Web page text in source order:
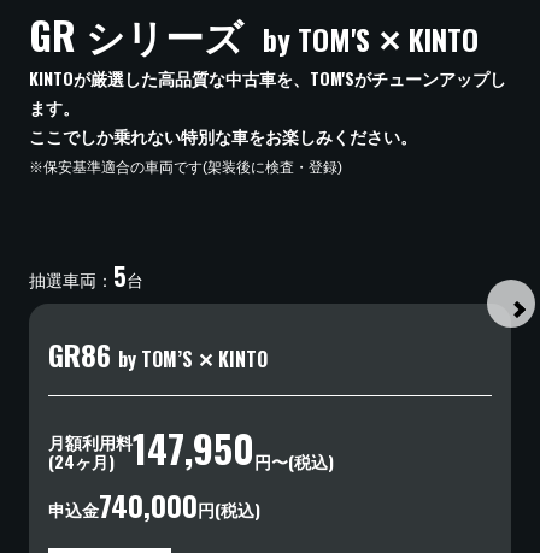
GR シリーズ by TOM'S ✕ KINTO
KINTOが厳選した高品質な中古車を、TOM'Sがチューンアップし
ます。
ここでしか乗れない特別な車をお楽しみください。
※保安基準適合の車両です(架装後に検査・登録)
抽選車両 ： 5台
GR86 by TOM’S ✕ KINTO
月額利用料
(24ヶ月) 147,950円〜(税込)
申込金740,000円(税込)